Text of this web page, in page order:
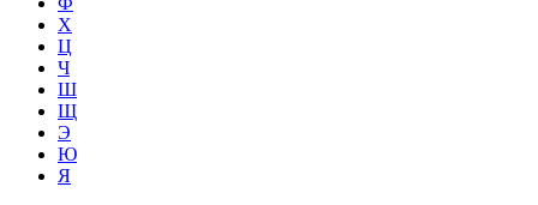
Х
Ц
Ч
Ш
Щ
Э
Ю
Я